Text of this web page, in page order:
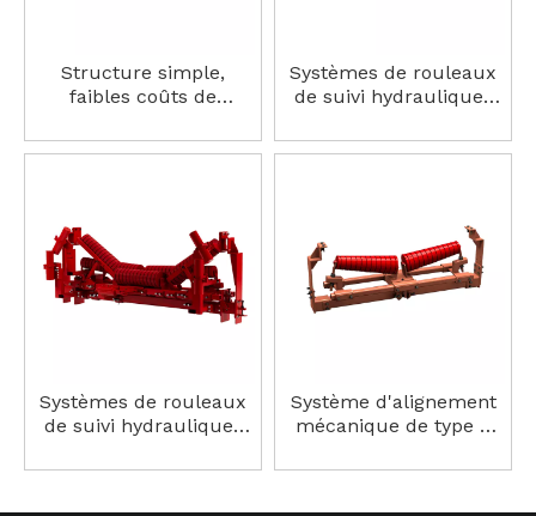
Structure simple,
faibles coûts de
d'utilisation, le dispositif
lignes de production
industrielle. Système de
suivi des retours
Systèmes de rouleaux
de suivi hydrauliques
retour en V
Systèmes de rouleaux
de suivi hydrauliques
dynamique d'auge
Système d'alignement
mécanique de type V